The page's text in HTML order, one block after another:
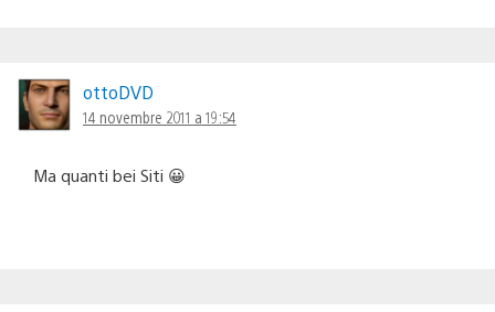
ottoDVD
14 novembre 2011 a 19:54
Ma quanti bei Siti 😀